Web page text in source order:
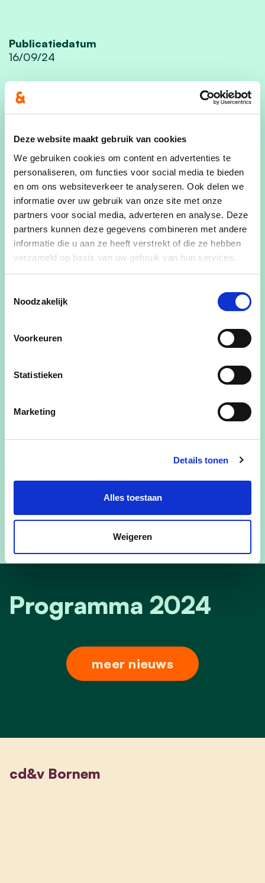
Deze website maakt gebruik van cookies
We gebruiken cookies om content en advertenties te
personaliseren, om functies voor social media te bieden
en om ons websiteverkeer te analyseren. Ook delen we
informatie over uw gebruik van onze site met onze
partners voor social media, adverteren en analyse. Deze
partners kunnen deze gegevens combineren met andere
informatie die u aan ze heeft verstrekt of die ze hebben
verzameld op basis van uw gebruik van hun services.
Noodzakelijk
Voorkeuren
Statistieken
Marketing
Details tonen
Alles toestaan
Weigeren
Publicatiedatum
16/09/24
Auteur
Elise Heymans
Lees voor
Met veel trots stellen wij als cd&v Bornem het
programma 2024 voor. Deze standpunten zijn
voor ons het doel voor Bornem tegen 2030. In
🧡
voor Bornem" samen aan werken!
onderstaande foto!
Programma 2024
meer nieuws
cd&v Bornem